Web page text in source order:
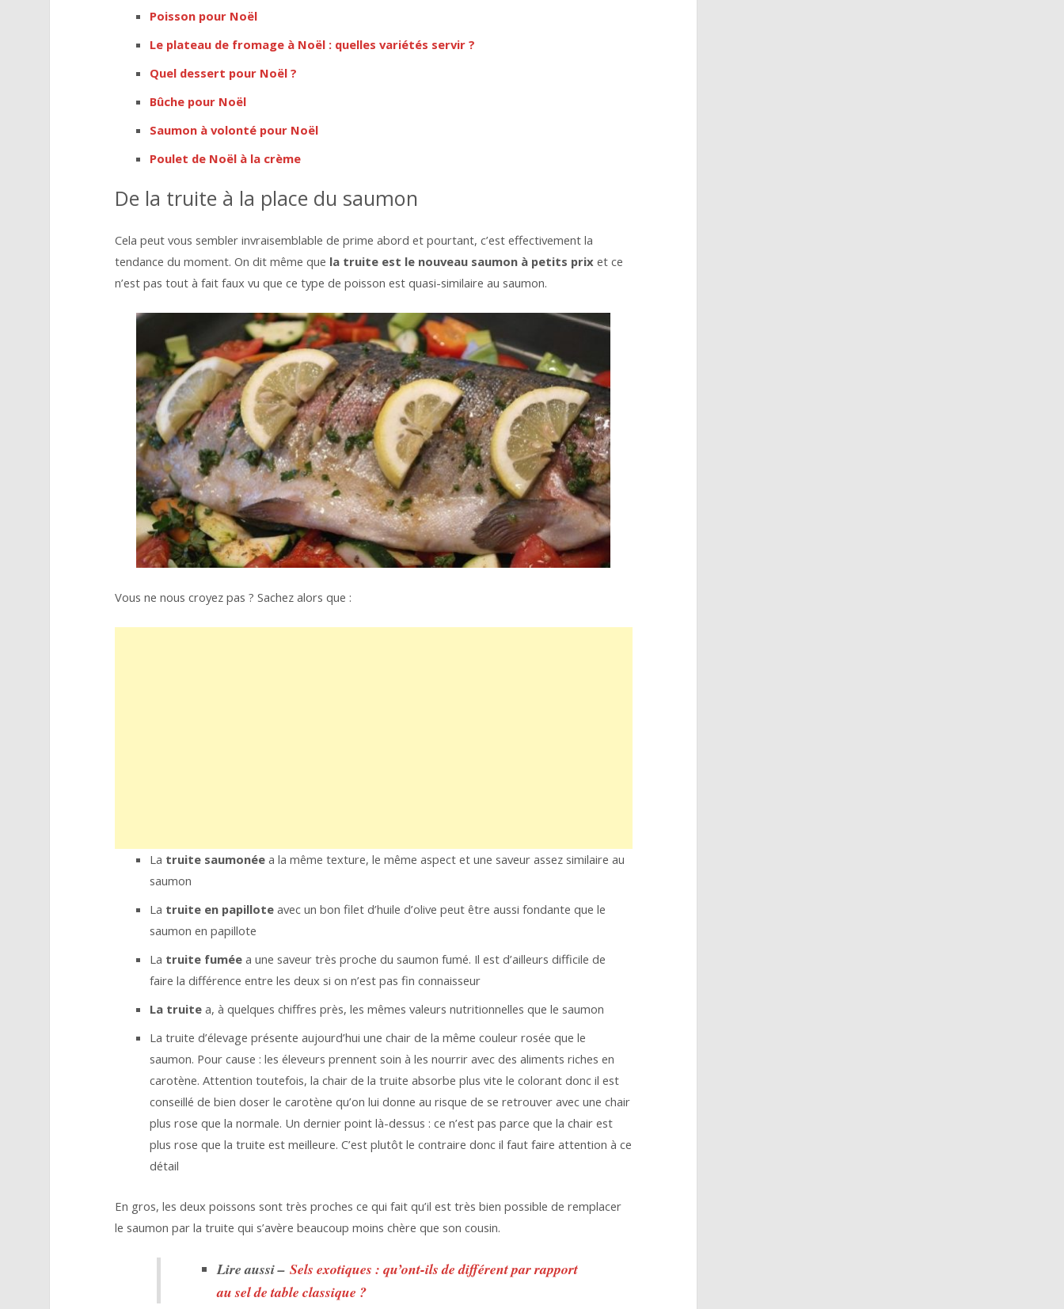
Poisson pour Noël
Le plateau de fromage à Noël : quelles variétés servir ?
Quel dessert pour Noël ?
Bûche pour Noël
Saumon à volonté pour Noël
Poulet de Noël à la crème
De la truite à la place du saumon
Cela peut vous sembler invraisemblable de prime abord et pourtant, c’est effectivement la
tendance du moment. On dit même que la truite est le nouveau saumon à petits prix et ce
n’est pas tout à fait faux vu que ce type de poisson est quasi-similaire au saumon.
Vous ne nous croyez pas ? Sachez alors que :
La truite saumonée a la même texture, le même aspect et une saveur assez similaire au
saumon
La truite en papillote avec un bon filet d’huile d’olive peut être aussi fondante que le
saumon en papillote
La truite fumée a une saveur très proche du saumon fumé. Il est d’ailleurs difficile de
faire la différence entre les deux si on n’est pas fin connaisseur
La truite a, à quelques chiffres près, les mêmes valeurs nutritionnelles que le saumon
La truite d’élevage présente aujourd’hui une chair de la même couleur rosée que le
saumon. Pour cause : les éleveurs prennent soin à les nourrir avec des aliments riches en
carotène. Attention toutefois, la chair de la truite absorbe plus vite le colorant donc il est
conseillé de bien doser le carotène qu’on lui donne au risque de se retrouver avec une chair
plus rose que la normale. Un dernier point là-dessus : ce n’est pas parce que la chair est
plus rose que la truite est meilleure. C’est plutôt le contraire donc il faut faire attention à ce
détail
En gros, les deux poissons sont très proches ce qui fait qu’il est très bien possible de remplacer
le saumon par la truite qui s’avère beaucoup moins chère que son cousin.
Lire aussi –Sels exotiques : qu’ont-ils de différent par rapport
au sel de table classique ?